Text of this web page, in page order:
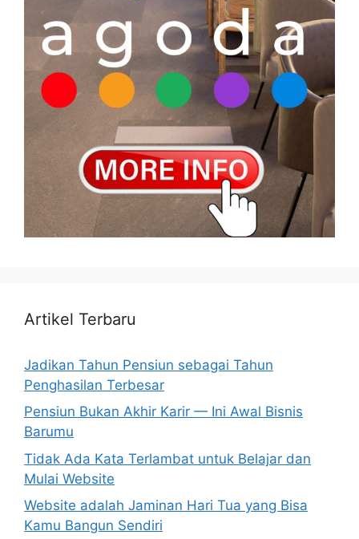
Artikel Terbaru
Jadikan Tahun Pensiun sebagai Tahun
Penghasilan Terbesar
Pensiun Bukan Akhir Karir — Ini Awal Bisnis
Barumu
Tidak Ada Kata Terlambat untuk Belajar dan
Mulai Website
Website adalah Jaminan Hari Tua yang Bisa
Kamu Bangun Sendiri